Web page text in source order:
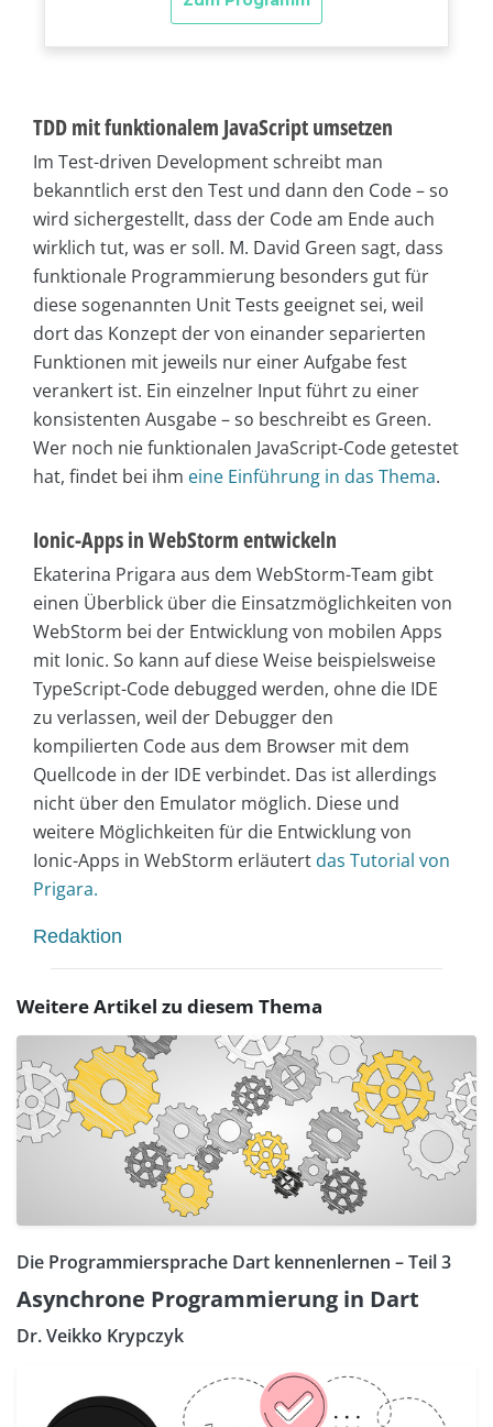
TDD mit funktionalem JavaScript umsetzen
Im Test-driven Development schreibt man
bekanntlich erst den Test und dann den Code – so
wird sichergestellt, dass der Code am Ende auch
wirklich tut, was er soll. M. David Green sagt, dass
funktionale Programmierung besonders gut für
diese sogenannten Unit Tests geeignet sei, weil
dort das Konzept der von einander separierten
Funktionen mit jeweils nur einer Aufgabe fest
verankert ist. Ein einzelner Input führt zu einer
konsistenten Ausgabe – so beschreibt es Green.
Wer noch nie funktionalen JavaScript-Code getestet
hat, findet bei ihm eine Einführung in das Thema.
Ionic-Apps in WebStorm entwickeln
Ekaterina Prigara aus dem WebStorm-Team gibt
einen Überblick über die Einsatzmöglichkeiten von
WebStorm bei der Entwicklung von mobilen Apps
mit Ionic. So kann auf diese Weise beispielsweise
TypeScript-Code debugged werden, ohne die IDE
zu verlassen, weil der Debugger den
kompilierten Code aus dem Browser mit dem
Quellcode in der IDE verbindet. Das ist allerdings
nicht über den Emulator möglich. Diese und
weitere Möglichkeiten für die Entwicklung von
Ionic-Apps in WebStorm erläutert das Tutorial von
Prigara.
Redaktion
Weitere Artikel zu diesem Thema
Die Programmiersprache Dart kennenlernen – Teil 3
Asynchrone Programmierung in Dart
Dr. Veikko Krypczyk